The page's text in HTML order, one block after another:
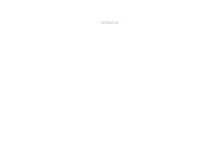
- reklama -